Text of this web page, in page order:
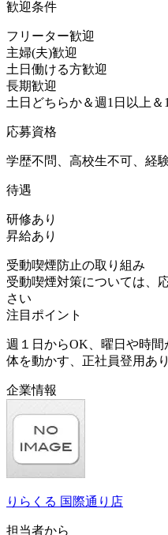
歓迎条件
フリーター歓迎
主婦(夫)歓迎
土日働ける方歓迎
長期歓迎
土日どちらか＆週1日以上
応募資格
学歴不問、高校生不可、経
待遇
研修あり
昇給あり
受動喫煙防止の取り組み
受動喫煙対策については、
さい
注目ポイント
週１日からOK、曜日や時間
体を動かす、正社員登用あ
企業情報
りらくる 国際通り店
担当者から